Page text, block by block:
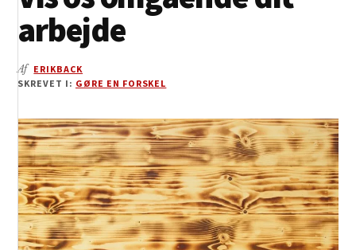
arbejde
Af ERIKBACK
SKREVET I: GØRE EN FORSKEL